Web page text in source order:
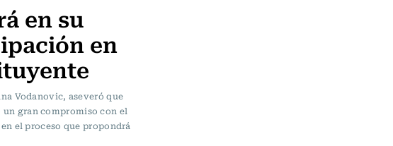
en su
en
Vodanovic, aseveró que
gran compromiso con el
el proceso que propondrá